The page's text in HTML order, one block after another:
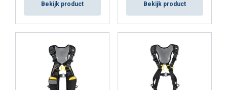
Bekijk product Bekijk product